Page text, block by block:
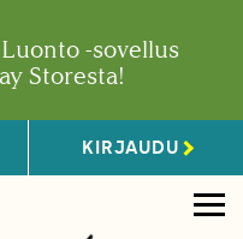
-sovellus
Storesta!
KIRJAUDU